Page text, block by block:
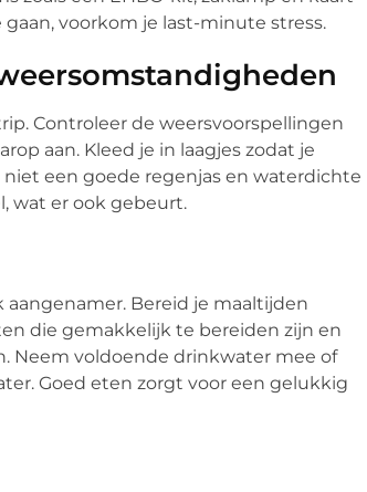
voorkom je last-minute stress.
Controleer de weersvoorspellingen
aan. Kleed je in laagjes zodat je
een goede regenjas en waterdichte
wat er ook gebeurt.
Bereid je maaltijden
die gemakkelijk te bereiden zijn en
Neem voldoende drinkwater mee of
Goed eten zorgt voor een gelukkig